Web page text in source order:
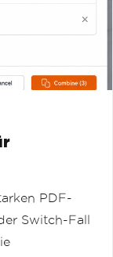
PDF-
Switch-Fall